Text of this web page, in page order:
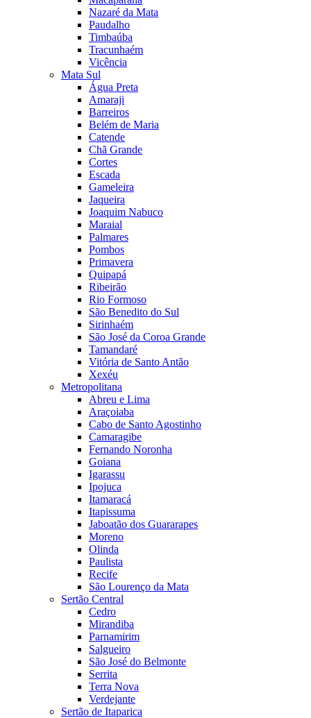
Nazaré da Mata
Paudalho
Timbaúba
Tracunhaém
Vicência
Mata Sul
Água Preta
Amaraji
Barreiros
Belém de Maria
Catende
Chã Grande
Cortes
Escada
Gameleira
Jaqueira
Joaquim Nabuco
Maraial
Palmares
Pombos
Primavera
Quipapá
Ribeirão
Rio Formoso
São Benedito do Sul
Sirinhaém
São José da Coroa Grande
Tamandaré
Vitória de Santo Antão
Xexéu
Metropolitana
Abreu e Lima
Araçoiaba
Cabo de Santo Agostinho
Camaragibe
Fernando Noronha
Goiana
Igarassu
Ipojuca
Itamaracá
Itapissuma
Jaboatão dos Guararapes
Moreno
Olinda
Paulista
Recife
São Lourenço da Mata
Sertão Central
Cedro
Mirandiba
Parnamirim
Salgueiro
São José do Belmonte
Serrita
Terra Nova
Verdejante
Sertão de Itaparica